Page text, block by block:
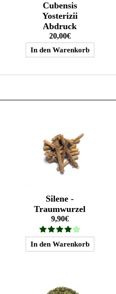
Cubensis
Yosterizii
Abdruck
20,00€
Silene -
Traumwurzel
9,90€